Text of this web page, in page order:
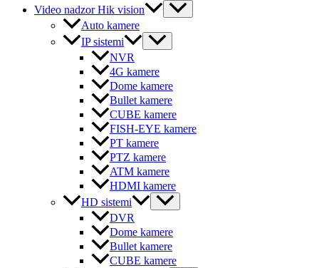
Video nadzor Hik vision
Menu
Toggle
Auto kamere
IP sistemi
Menu
Toggle
NVR
4G kamere
Dome kamere
Bullet kamere
CUBE kamere
FISH-EYE kamere
PT kamere
PTZ kamere
ATM kamere
HDMI kamere
HD sistemi
Menu
Toggle
DVR
Dome kamere
Bullet kamere
CUBE kamere